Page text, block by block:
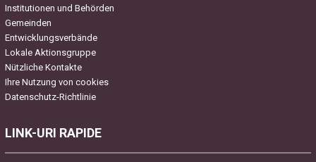
Institutionen und Behörden
Gemeinden
Entwicklungsverbände
Lokale Aktionsgruppe
Nützliche Kontakte
Ihre Nutzung von cookies
Datenschutz-Richtlinie
LINK-URI RAPIDE